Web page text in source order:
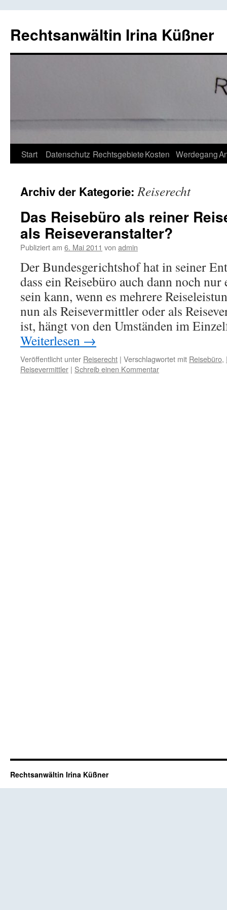
Rechtsanwältin Irina Küßner
Springe
Inhalt
Start Datenschutz RechtsgebieteKosten Werdegang
Archiv der Kategorie:Reiserecht
Das Reisebüro als reiner
als Reiseveranstalter?
Publiziert am 6. Mai 2011 von admin
Der Bundesgerichtshof hat in seiner
dass ein Reisebüro auch dann noch
sein kann, wenn es mehrere
nun als Reisevermittler oder als
ist, hängt von den Umständen im
Weiterlesen →
Veröffentlicht unter Reiserecht | Verschlagwortet mit Reisebüro,
Reisevermittler | Schreib einen Kommentar
Rechtsanwältin Irina Küßner